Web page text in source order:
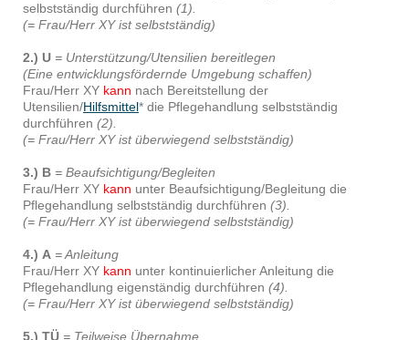
selbstständig durchführen (1).
(= Frau/Herr XY ist selbstständig)
2.) U = Unterstützung/Utensilien bereitlegen
(Eine entwicklungsfördernde Umgebung schaffen)
Frau/Herr XY kann nach Bereitstellung der
Utensilien/Hilfsmittel* die Pflegehandlung selbstständig
durchführen (2).
(= Frau/Herr XY ist überwiegend selbstständig)
3.) B = Beaufsichtigung/Begleiten
Frau/Herr XY kann unter Beaufsichtigung/Begleitung die
Pflegehandlung selbstständig durchführen (3).
(= Frau/Herr XY ist überwiegend selbstständig)
4.) A = Anleitung
Frau/Herr XY kann unter kontinuierlicher Anleitung die
Pflegehandlung eigenständig durchführen (4).
(= Frau/Herr XY ist überwiegend selbstständig)
5.) TÜ = Teilweise Übernahme